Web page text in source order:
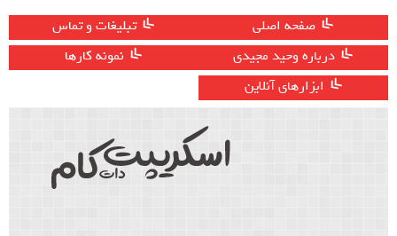
صفحه اصلی
تبلیغات و تماس
درباره وحید مجیدی
نمونه کارها
ابزارهای آنلاین